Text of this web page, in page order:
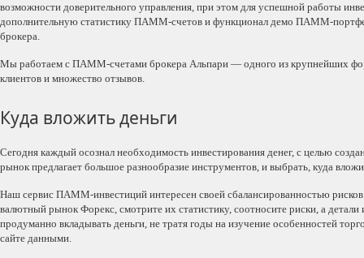
возможности доверительного управления, при этом для успешной работы
дополнительную статистику ПАММ-счетов и функционал демо ПАММ-
брокера.
Мы работаем с ПАММ-счетами брокера Альпари — одного из крупнейших
клиентов и множество отзывов.
Куда вложить деньги
Сегодня каждый осознал необходимость инвестирования денег, с целью
рынок предлагает большое разнообразие инструментов, и выбрать, куда
Наш сервис ПАММ-инвестиций интересен своей сбалансированностью
валютный рынок Форекс, смотрите их статистику, соотносите риски, а
продуманно вкладывать деньги, не тратя годы на изучение особенностей
сайте данными.